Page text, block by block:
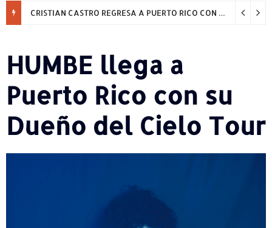
CRISTIAN CASTRO REGRESA A PUERTO RICO CON SU GIRA “NADA, SOLO ÉXITOS”
HUMBE llega a
Puerto Rico con su
Dueño del Cielo Tour